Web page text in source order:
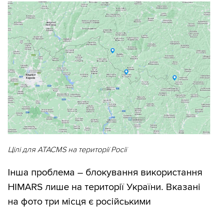
Цілі для ATACMS на території Росії
Інша проблема – блокування використання
HIMARS лише на території України. Вказані
на фото три місця є російськими